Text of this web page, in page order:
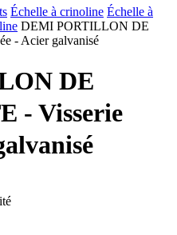
Échelle à crinoline Échelle à
DEMI PORTILLON DE
- Acier galvanisé
DE
- Visserie